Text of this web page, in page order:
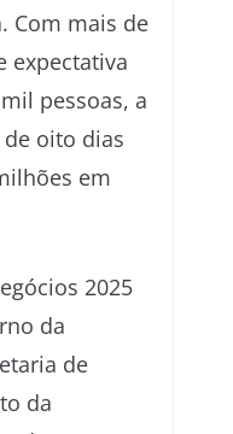
Com mais de
expectativa
pessoas, a
oito dias
em
2025
da
de
da